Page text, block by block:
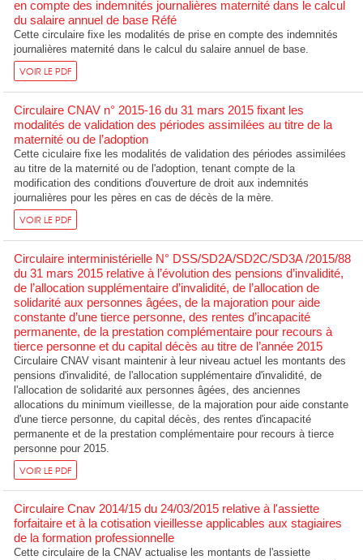
en compte des indemnités journalières maternité dans le calcul
du salaire annuel de base Réfé
Cette circulaire fixe les modalités de prise en compte des indemnités
journalières maternité dans le calcul du salaire annuel de base.
VOIR LE PDF
Circulaire CNAV n° 2015-16 du 31 mars 2015 fixant les
modalités de validation des périodes assimilées au titre de la
maternité ou de l’adoption
Cette ciculaire fixe les modalités de validation des périodes assimilées
au titre de la maternité ou de l'adoption, tenant compte de la
modification des conditions d'ouverture de droit aux indemnités
journalières pour les pères en cas de décès de la mère.
VOIR LE PDF
Circulaire interministérielle N° DSS/SD2A/SD2C/SD3A /2015/88
du 31 mars 2015 relative à l’évolution des pensions d’invalidité,
de l’allocation supplémentaire d’invalidité, de l’allocation de
solidarité aux personnes âgées, de la majoration pour aide
constante d’une tierce personne, des rentes d’incapacité
permanente, de la prestation complémentaire pour recours à
tierce personne et du capital décès au titre de l’année 2015
Circulaire CNAV visant maintenir à leur niveau actuel les montants des
pensions d'invalidité, de l'allocation supplémentaire d'invalidité, de
l'allocation de solidarité aux personnes âgées, des anciennes
allocations du minimum vieillesse, de la majoration pour aide constante
d'une tierce personne, du capital décès, des rentes d'incapacité
permanente et de la prestation complémentaire pour recours à tierce
personne pour 2015.
VOIR LE PDF
Circulaire Cnav 2014/15 du 24/03/2015 relative à l'assiette
forfaitaire et à la cotisation vieillesse applicables aux stagiaires
de la formation professionnelle
Cette circulaire de la CNAV actualise les montants de l'assiette